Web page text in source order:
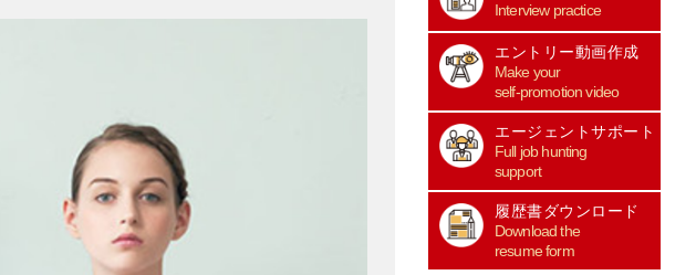
Interview practice
エントリー動画作成
Make your
self-promotion video
エージェントサポート
Full job hunting
support
履歴書ダウンロード
Download the
resume form